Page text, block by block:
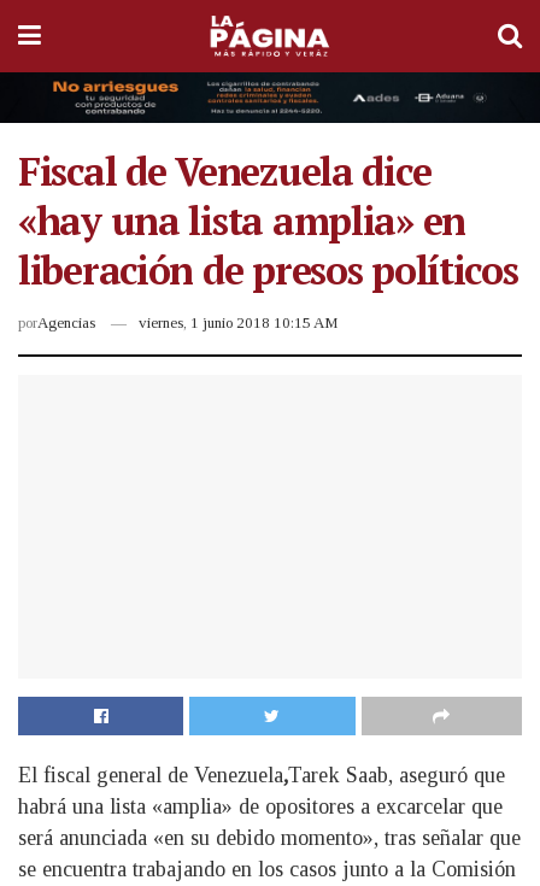
Fiscal de Venezuela dice
«hay una lista amplia» en
liberación de presos políticos
porAgencias viernes, 1 junio 2018 10:15 AM
El fiscal general de Venezuela,Tarek Saab, aseguró que
habrá una lista «amplia» de opositores a excarcelar que
será anunciada «en su debido momento», tras señalar que
se encuentra trabajando en los casos junto a la Comisión